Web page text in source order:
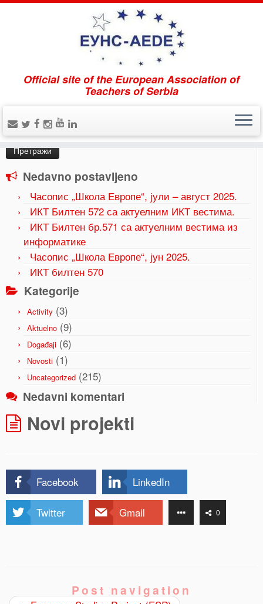
Official site of the European Association of
Teachers of Serbia
Home » Projekti » Novi projekti
Претрага
за:
Nedavno postavljeno
Часопис „Школа Европе“, јули – август 2025.
ИКТ Билтен 572 са актуелним ИКТ вестима.
ИКТ Билтен бр.571 са актуелним вестима из
информатике
Часопис „Школа Европе“, јун 2025.
ИКТ билтен 570
Kategorije
Activity (3)
Aktuelno (9)
Događaji (6)
Novosti (1)
Uncategorized (215)
Nedavni komentari
Novi projekti
Facebook LinkedIn
Twitter Gmail 0
Post navigation